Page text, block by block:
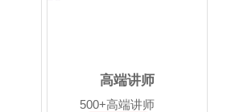
高端讲师
500+高端讲师